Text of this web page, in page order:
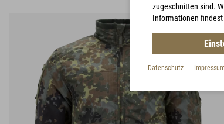
zugeschnitten sind.
Informationen
Datenschutz